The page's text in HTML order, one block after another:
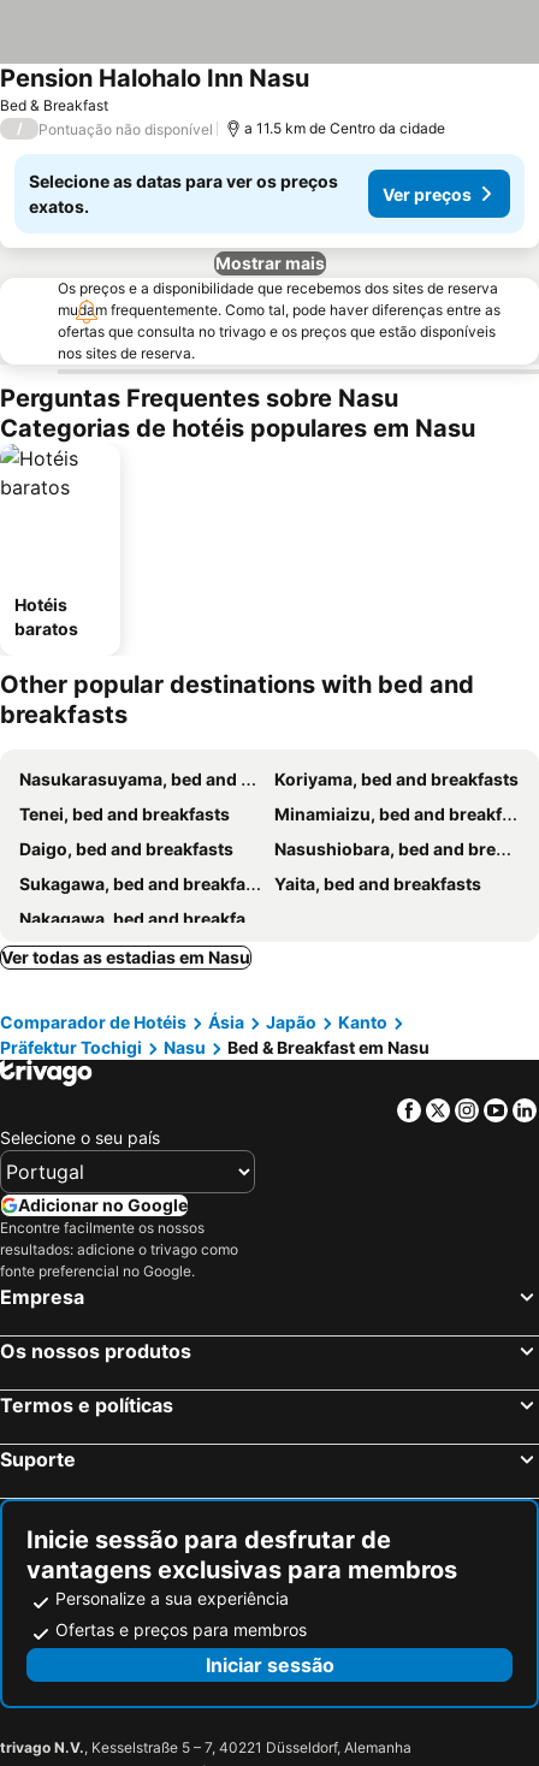
Bed & Breakfast
Pension Halohalo Inn Nasu
/ Pontuação não disponível a 11.5 km de Centro da cidade
Selecione as datas para ver os preços
exatos.
Ver preços
Mostrar mais
Os preços e a disponibilidade que recebemos dos sites de reserva
mudam frequentemente. Como tal, pode haver diferenças entre as
ofertas que consulta no trivago e os preços que estão disponíveis
nos sites de reserva.
Perguntas Frequentes sobre Nasu
Categorias de hotéis populares em Nasu
Hotéis
baratos
Other popular destinations with bed and
breakfasts
Nasukarasuyama, bed and breakfasts
Koriyama, bed and breakfasts
Tenei, bed and breakfasts
Minamiaizu, bed and breakfasts
Daigo, bed and breakfasts
Nasushiobara, bed and breakfasts
Sukagawa, bed and breakfasts
Yaita, bed and breakfasts
Nakagawa, bed and breakfasts
Ver todas as estadias em Nasu
Comparador de Hotéis Ásia Japão
Kanto
Präfektur Tochigi
Nasu Bed & Breakfast em Nasu
Facebook
Twitter
Selecione o seu país
Adicionar no Google
Encontre facilmente os nossos
resultados: adicione o trivago como
fonte preferencial no Google.
Empresa
Os nossos produtos
Termos e políticas
Suporte
Inicie sessão para desfrutar de
vantagens exclusivas para membros
Personalize a sua experiência
Ofertas e preços para membros
Iniciar sessão
trivago N.V., Kesselstraße 5 – 7, 40221 Düsseldorf, Alemanha